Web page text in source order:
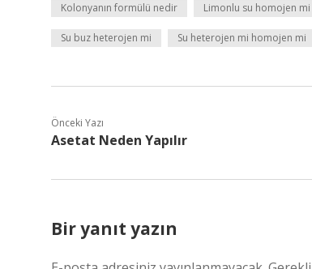
Kolonyanın formülü nedir Limonlu su homojen
Su buz heterojen mi Su heterojen mi homojen mi
Önceki Yazı
Asetat Neden Yapılır
Bir yanıt yazın